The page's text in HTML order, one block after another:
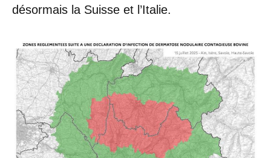
désormais la Suisse et l’Italie.